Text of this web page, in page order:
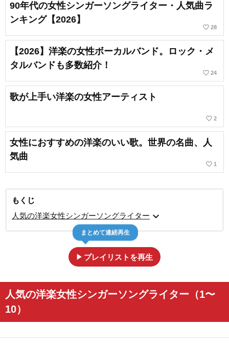
90年代の女性シンガーソングライター・人気曲ラ
ンキング【2026】
favorite_border 28
【2026】洋楽の女性ボーカルバンド。ロック・メ
タルバンドも多数紹介！
favorite_border 24
歌が上手い洋楽の女性アーティスト
favorite_border 2
女性におすすめの洋楽のいい歌。世界の名曲、人
気曲
favorite_border 1
もくじ
人気の洋楽女性シンガーソングライター expand_more
play_arrow プレイリストを再生
まとめて連続再生
人気の洋楽女性シンガーソングライター（1〜
10）